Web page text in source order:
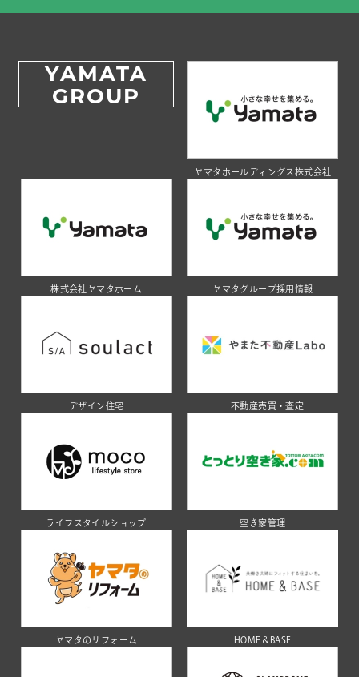
YAMATA
GROUP
ヤマタホールディングス株式会社
株式会社ヤマタホーム ヤマタグループ採用情報
デザイン住宅 不動産売買・査定
ライフスタイルショップ 空き家管理
ヤマタのリフォーム HOME＆BASE